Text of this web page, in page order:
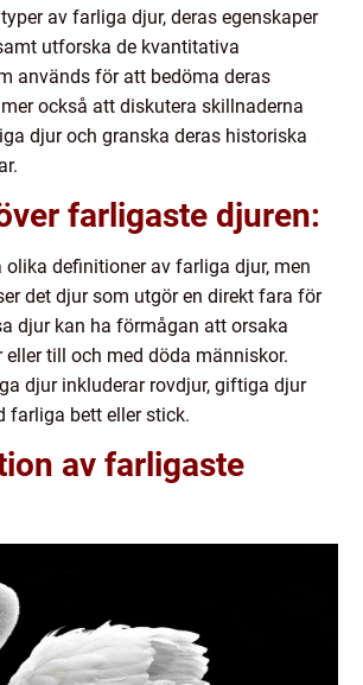
av farliga djur, deras egenskaper
utforska de kvantitativa
används för att bedöma deras
också att diskutera skillnaderna
djur och granska deras historiska
farligaste djuren:
olika definitioner av farliga djur, men
det djur som utgör en direkt fara för
djur kan ha förmågan att orsaka
till och med döda människor.
djur inkluderar rovdjur, giftiga djur
farliga bett eller stick.
av farligaste